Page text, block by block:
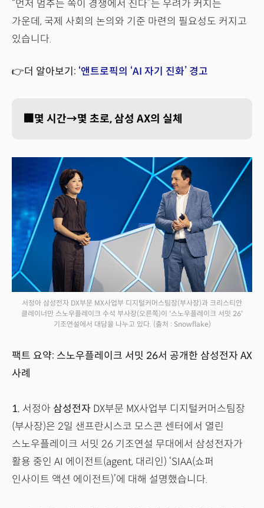
“먼저 멈추는 쪽이 경쟁에서 진다”는 우려가 커지는
가운데, 국제 사회의 논의와 기준 마련의 필요성도 커지고
있습니다.
👉더 알아보기: ‘앤트로픽의 ‘AI 자기 진화’ 경고
🏢몇 시간→몇 초로, 삼성 AX의 실체
서정아 삼성전자 DX부문 MX사업부 디지털커머스팀장(부사장)과 크리스티안
클레이너만 스노우플레이크 수석 부사장(오른쪽)이 '스노우플레이크 서밋 26'
기조연설에서 대담을 나누고 있다. (출처 : Snowflake)
팩트 요약: 스노우플레이크 서밋 26서 공개한 삼성전자 AX
사례
1. 서정아 삼성전자 DX부문 MX사업부 디지털커머스팀장
(부사장)은 2일 샌프란시스코 모스콘 센터에서 열린
스노우플레이크 서밋 26 기조연설 무대에서 삼성전자가
활용 중인 AI 에이전트(agent, 대리인) ‘SIAA(쇼퍼
인사이트 액션 에이전트)’에 대해 설명했습니다.